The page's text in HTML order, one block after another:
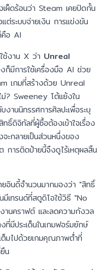
เผ็ดร้อนว่า Steam เคยปิดกั้น
ต่ระบบจ่ายเงิน การแข่งขัน
คือ AI
ช้งาน X ว่า Unreal
ก็มีการใช้เครื่องมือ AI ช่วย
เกมที่สร้างด้วย Unreal
? Sweeney โต้แย้งใน
านนิทรรศการศิลปะเพื่อระบุ
ธิ์ดิจิทัลที่ผู้ซื้อต้องเข้าใจเรื่อง
ะกลายเป็นส่วนหนึ่งของ
การติดป้ายนี้จึงดูไร้เหตุผลสิ้น
อินดี้จำนวนมากมองว่า "สิทธิ์
มีเทรนด์ที่สตูดิโอใช้วิธี "No
านคราฟต์ และลดความกังวล
ที่มีประเด็นในเกมฟอร์มยักษ์
มไปด้วยเกมคุณภาพต่ำที่
น